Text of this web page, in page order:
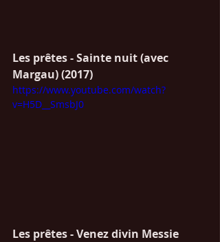
Les prêtes - Sainte nuit (avec
Margau) (2017)
https://www.youtube.com/watch?
v=H5D__SmsbJ0
Les prêtes - Venez divin Messie